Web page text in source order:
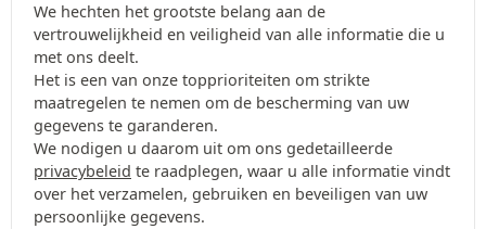
We hechten het grootste belang aan de
vertrouwelijkheid en veiligheid van alle informatie die u
met ons deelt.
Het is een van onze topprioriteiten om strikte
maatregelen te nemen om de bescherming van uw
gegevens te garanderen.
We nodigen u daarom uit om ons gedetailleerde
privacybeleid te raadplegen, waar u alle informatie vindt
over het verzamelen, gebruiken en beveiligen van uw
persoonlijke gegevens.